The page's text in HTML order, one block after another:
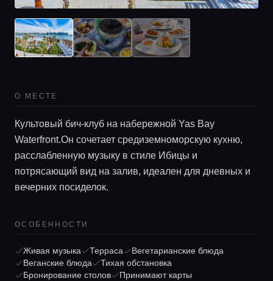
О МЕСТЕ
Культовый бич-клуб на набережной Yas Bay
Waterfront.Он сочетает средиземноморскую кухню,
расслабленную музыку в стиле Ибицы и
потрясающий вид на залив, идеален для дневных и
вечерних посиделок.
ОСОБЕННОСТИ
Живая музыка Терраса
Вегетарианские блюда
Веганские блюда
Тихая обстановка
Бронирование столов
Принимают карты